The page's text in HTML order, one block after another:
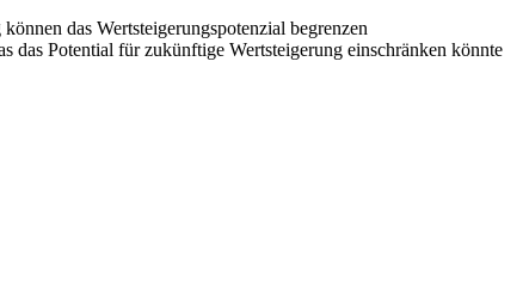
das Wertsteigerungspotenzial begrenzen
das Potential für zukünftige Wertsteigerung einschränken könnte